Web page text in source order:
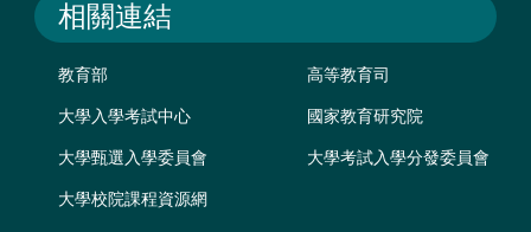
相關連結
教育部 高等教育司
大學入學考試中心 國家教育研究院
大學甄選入學委員會 大學考試入學分發委員會
大學校院課程資源網